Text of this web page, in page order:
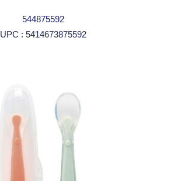
544875592
UPC : 5414673875592